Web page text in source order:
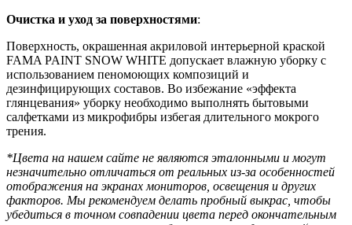
Очистка и уход за поверхностями:
Поверхность, окрашенная акриловой интерьерной краской
FAMA PAINT SNOW WHITE допускает влажную уборку с
использованием пеномоющих композиций и
дезинфицирующих составов. Во избежание «эффекта
глянцевания» уборку необходимо выполнять бытовыми
салфетками из микрофибры избегая длительного мокрого
трения.
*Цвета на нашем сайте не являются эталонными и могут
незначительно отличаться от реальных из-за особенностей
отображения на экранах мониторов, освещения и других
факторов. Мы рекомендуем делать пробный выкрас, чтобы
убедиться в точном совпадении цвета перед окончательным